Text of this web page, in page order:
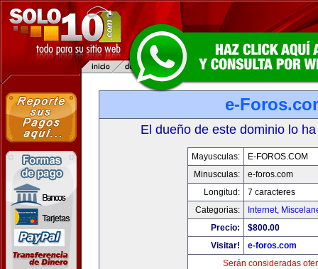
e-
El dueño de este dominio lo
Mayusculas:
E-FOROS.COM
Minusculas:
e-foros.com
Longitud:
7 caracteres
Categorias:
Internet,
Precio:
$800.00
Visitar!
e-foros.com
Serán consideradas